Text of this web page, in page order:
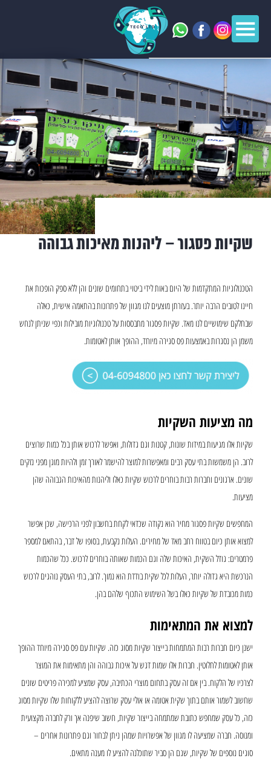
שקיות פסגור – ליהנות מאיכות גבוהה
הטכנולוגיות המתקדמות של היום באות לידי ביטוי בתחומים שונים והן ללא ספק הופכות את
חיינו לטובים הרבה יותר. בעזרתן מוצעים לנו מגוון של פתרונות בהתאמה אישית, כאלה
שבחלקם שימושיים לנו מאד. שקיות פסגור מתבססות על טכנולוגיות מובילות וכפי שניתן לנחש
משמן הן נסגרות באמצעות פס סגירה מיוחד, ההופך אותן לאטומות.
מה מציעות השקיות
שקיות אלו מגיעות במידות שונות, קטנות וגם גדולות, ואפשר לרכוש אותן בכל כמות שרוצים
לרוב. הן משמשות בתי עסק רבים ומאפשרות למוצר להישמר לאורך זמן ולהיות מוגן מפני נזקים
שונים. ארגונים וחברות רבות בוחרים לרכוש שקיות כאלו וליהנות מהאיכות הגבוהה שהן
מציעות.
המחפשים שקיות פסגור מחיר הוא נקודה שכדאי לקחת בחשבון לפני הרכישה, שכן אפשר
למצוא אותן כיום בטווח רחב מאד של מחירים. העלות נקבעת, בסופו של דבר, בהתאם למספר
פרמטרים: גודל השקית, האיכות שלה וגם הכמות שאותה בוחרים לרכוש. ככל שהכמות
הנרכשת היא גדולה יותר, העלות לכל שקית בודדת הוא נמוך. לרוב, בתי העסק נוהגים לרכוש
כמות מכובדת של שקיות כאלו בשל השימוש התכוף שלהם בהן.
למצוא את המתאימות
ישנן כיום חברות רבות המתמחות בייצור שקיות מסוג כזה. שקיות עם פס סגירה מיוחד ההופך
אותן לאטומות לחלוטין. חברות אלו שמות דגש על איכות גבוהה והן מתאימות את המוצר
לצרכיו של הלקוח. בין אם זה עסק בתחום מוצרי הכתיבה, עסק שמציע למכירה פריטים שונים
שחשוב לשמור אותם בתוך שקית אטומה או אולי עסק שרוצה להציע ללקוחות שלו שקיות מסוג
כזה, כל עסק שמחפש כתובת שמתמחה בייצור שקיות, חשוב שיפנה אך ורק לחברה מקצועית
ומנוסה. חברה שמציעה לו מגוון של אפשרויות שמהן ניתן לבחור וגם פתרונות אחרים –
סוגים נוספים של שקיות, שגם הן סביר שתוכלנה להציע לו מענה מתאים.